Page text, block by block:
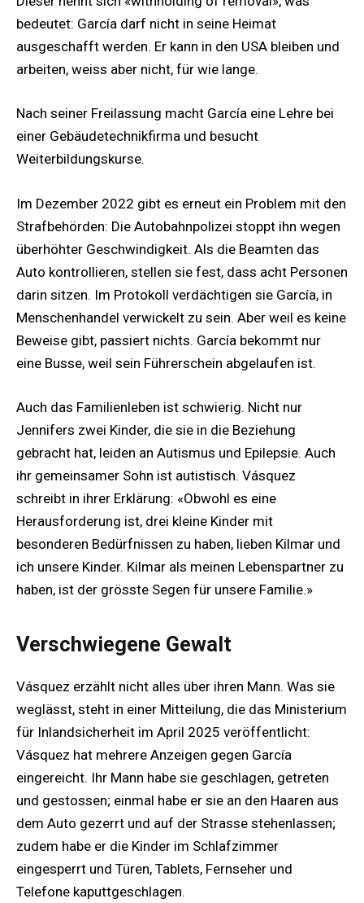
bedeutet: García darf nicht in seine Heimat
ausgeschafft werden. Er kann in den USA bleiben und
arbeiten, weiss aber nicht, für wie lange.
Nach seiner Freilassung macht García eine Lehre bei
einer Gebäudetechnikfirma und besucht
Weiterbildungskurse.
Im Dezember 2022 gibt es erneut ein Problem mit den
Strafbehörden: Die Autobahnpolizei stoppt ihn wegen
überhöhter Geschwindigkeit. Als die Beamten das
Auto kontrollieren, stellen sie fest, dass acht Personen
darin sitzen. Im Protokoll verdächtigen sie García, in
Menschenhandel verwickelt zu sein. Aber weil es keine
Beweise gibt, passiert nichts. García bekommt nur
eine Busse, weil sein Führerschein abgelaufen ist.
Auch das Familienleben ist schwierig. Nicht nur
Jennifers zwei Kinder, die sie in die Beziehung
gebracht hat, leiden an Autismus und Epilepsie. Auch
ihr gemeinsamer Sohn ist autistisch. Vásquez
schreibt in ihrer Erklärung: «Obwohl es eine
Herausforderung ist, drei kleine Kinder mit
besonderen Bedürfnissen zu haben, lieben Kilmar und
ich unsere Kinder. Kilmar als meinen Lebenspartner zu
haben, ist der grösste Segen für unsere Familie.»
Verschwiegene Gewalt
Vásquez erzählt nicht alles über ihren Mann. Was sie
weglässt, steht in einer Mitteilung, die das Ministerium
für Inlandsicherheit im April 2025 veröffentlicht:
Vásquez hat mehrere Anzeigen gegen García
eingereicht. Ihr Mann habe sie geschlagen, getreten
und gestossen; einmal habe er sie an den Haaren aus
dem Auto gezerrt und auf der Strasse stehenlassen;
zudem habe er die Kinder im Schlafzimmer
eingesperrt und Türen, Tablets, Fernseher und
Telefone kaputtgeschlagen.